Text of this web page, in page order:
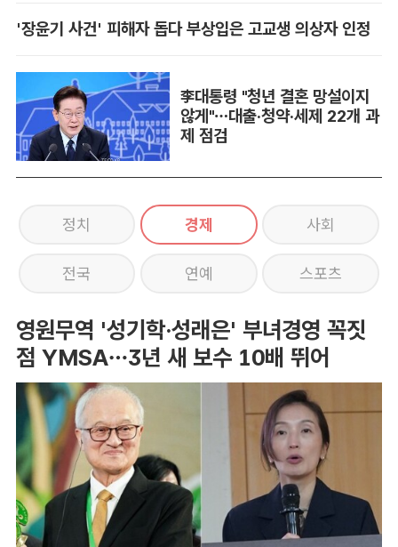
'장윤기 사건' 피해자 돕다 부상입은 고교생 의상자 인정
李대통령 "청년 결혼 망설이지
않게"…대출·청약·세제 22개 과
제 점검
정치 경제 사회
전국 연예 스포츠
영원무역 '성기학·성래은' 부녀경영 꼭짓
점 YMSA…3년 새 보수 10배 뛰어